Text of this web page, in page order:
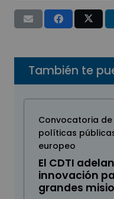
También te
Convocatoria
políticas
europeo
El CDTI
innovación
grandes